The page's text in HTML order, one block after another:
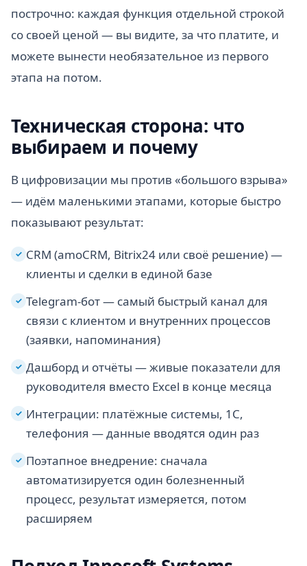
построчно: каждая функция отдельной строкой
со своей ценой — вы видите, за что платите, и
можете вынести необязательное из первого
этапа на потом.
Техническая сторона: что
выбираем и почему
В цифровизации мы против «большого взрыва»
— идём маленькими этапами, которые быстро
показывают результат:
✓ CRM (amoCRM, Bitrix24 или своё решение) —
клиенты и сделки в единой базе
✓ Telegram-бот — самый быстрый канал для
связи с клиентом и внутренних процессов
(заявки, напоминания)
✓ Дашборд и отчёты — живые показатели для
руководителя вместо Excel в конце месяца
✓ Интеграции: платёжные системы, 1С,
телефония — данные вводятся один раз
✓ Поэтапное внедрение: сначала
автоматизируется один болезненный
процесс, результат измеряется, потом
расширяем